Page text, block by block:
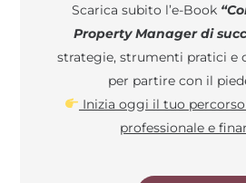
Scarica subito l’e-Book
Property Manager di
strategie, strumenti pratici e
per partire con il
Inizia oggi il tuo
professionale e